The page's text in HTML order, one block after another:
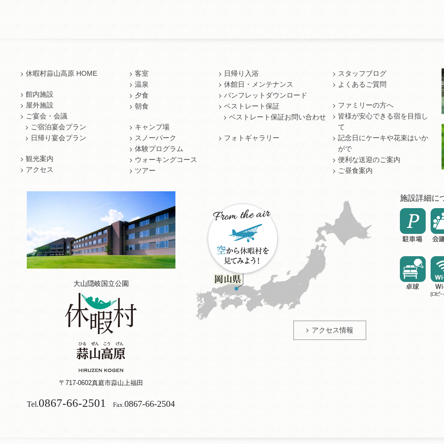
休暇村蒜山高原 HOME
館内施設
屋外施設
ご宴会・会議
ご宿泊宴会プラン
日帰り宴会プラン
観光案内
アクセス
客室
温泉
夕食
朝食
キャンプ場
スノーパーク
体験プログラム
ウォーキングコース
ツアー
日帰り入浴
休館日・メンテナンス
パンフレットダウンロード
ベストレート保証
ベストレート保証お問い合わせ
フォトギャラリー
スタッフブログ
よくあるご質問
ファミリーの方へ
皆様が安心できる宿を目指し
て
記念日にケーキや花束はいか
がで
便利な送迎のご案内
ご昼食案内
大山隠岐国立公園
〒717-0602真庭市蒜山上福田
Tel.0867-66-2501 Fax. 0867-66-2504
アクセス情報
施設詳細に